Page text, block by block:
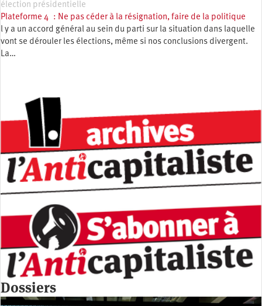
élection présidentielle
Plateforme 4 : Ne pas céder à la résignation, faire de la politique
l y a un accord général au sein du parti sur la situation dans laquelle
vont se dérouler les élections, même si nos conclusions divergent.
La…
Dossiers